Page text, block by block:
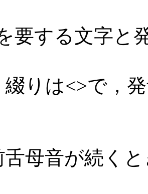
要する文字と
りは<>で，
音が続くと